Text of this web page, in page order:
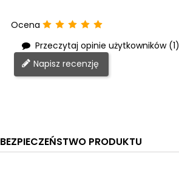
Ocena
Przeczytaj opinie użytkowników (1)
Napisz recenzję
BEZPIECZEŃSTWO PRODUKTU